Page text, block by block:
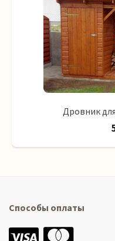
Дровник
Способы оплаты